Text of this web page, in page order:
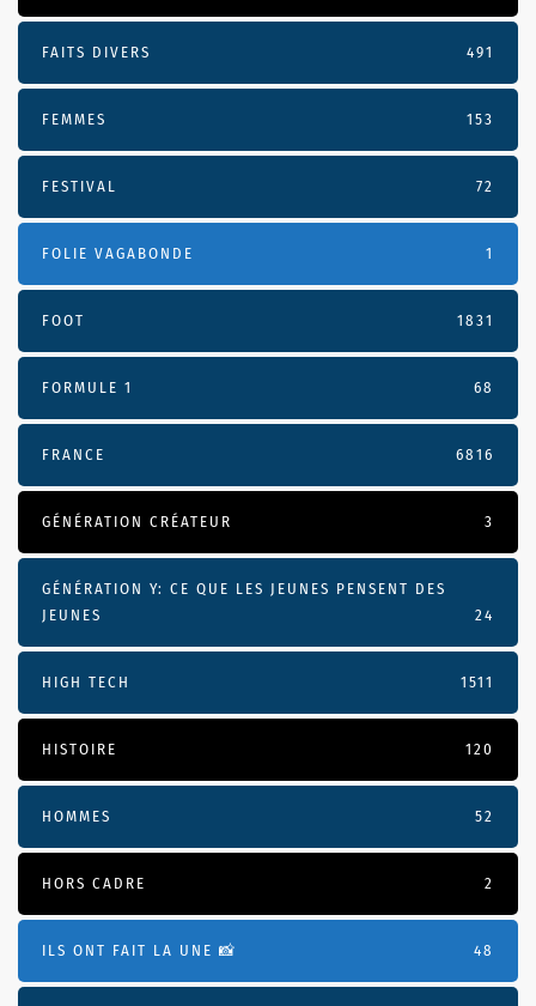
FAITS DIVERS 491
FEMMES 153
FESTIVAL 72
FOLIE VAGABONDE 1
FOOT 1831
FORMULE 1 68
FRANCE 6816
GÉNÉRATION CRÉATEUR 3
GÉNÉRATION Y: CE QUE LES JEUNES PENSENT DES
JEUNES
24
HIGH TECH 1511
HISTOIRE 120
HOMMES 52
HORS CADRE 2
ILS ONT FAIT LA UNE 📸 48